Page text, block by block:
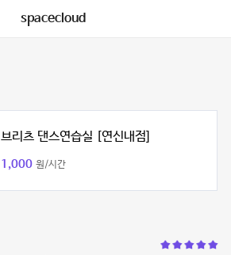
spacecloud
브리츠 댄스연습실 [연신내점]
1,000 원/시간